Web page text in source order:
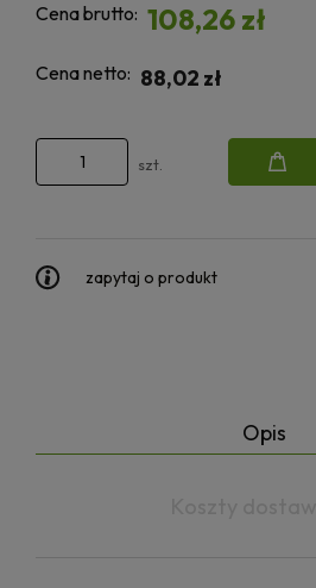
Cena brutto: 108,26 zł
Cena netto: 88,02 zł
szt.
zapytaj o produkt
Opis